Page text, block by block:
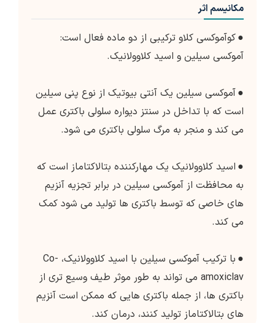
مکانیسم اثر
●کوآموکسی کلاو ترکیبی از دو ماده فعال است:
آموکسی سیلین و اسید کلاوولانیک.
●آموکسی سیلین یک آنتی بیوتیک از نوع پنی سیلین
است که با تداخل در سنتز دیواره سلولی باکتری عمل
می کند و منجر به مرگ سلولی باکتری می شود.
● اسید کلاوولانیک یک مهارکننده بتالاکتاماز است که
به محافظت از آموکسی سیلین در برابر تجزیه آنزیم
های خاصی که توسط باکتری ها تولید می شود کمک
می کند.
●
با ترکیب آموکسی سیلین با اسید کلاوولانیک، Co-
amoxiclav می تواند به طور موثر طیف وسیع تری از
باکتری ها، از جمله باکتری هایی که ممکن است آنزیم
های بتالاکتاماز تولید کنند، درمان کند.